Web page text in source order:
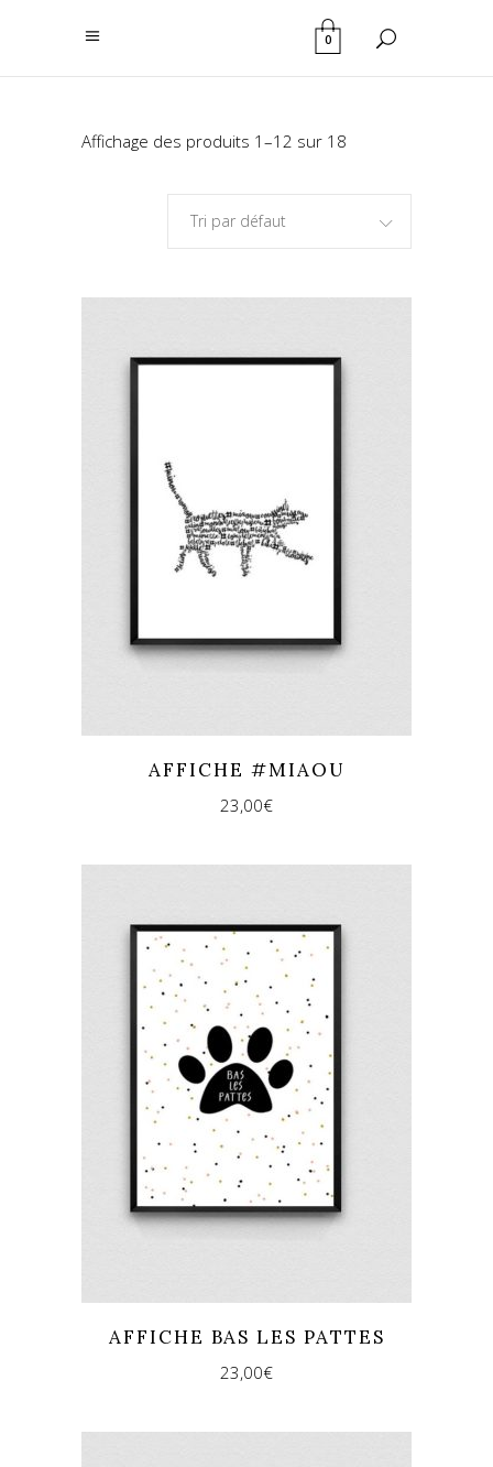
0
Affichage des produits 1–12 sur 18
Tri par défaut
AFFICHE #MIAOU
23,00€
AFFICHE BAS LES PATTES
23,00€